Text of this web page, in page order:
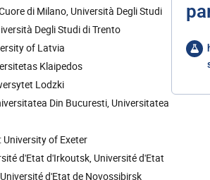
di Milano, Università Degli Studi
Degli Studi di Trento
of Latvia
Klaipedos
Lodzki
Din Bucuresti, Universitatea
University of Exeter
d'Etat d'Irkoutsk, Université d'Etat
d'Etat de Novossibirsk